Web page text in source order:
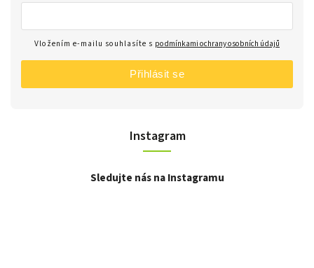
Instagram
Sledujte nás na Instagramu
Vložením e-mailu souhlasíte s podmínkami ochrany osobních údajů
Přihlásit se